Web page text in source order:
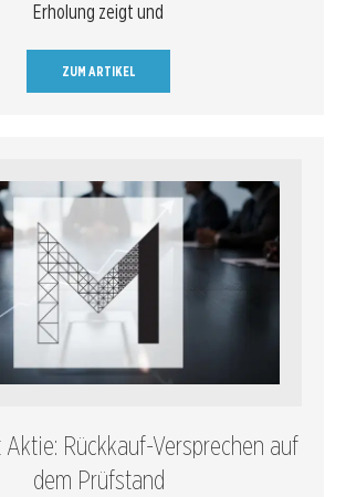
Erholung zeigt und
ZUM ARTIKEL
Rückkauf-Versprechen auf
dem Prüfstand